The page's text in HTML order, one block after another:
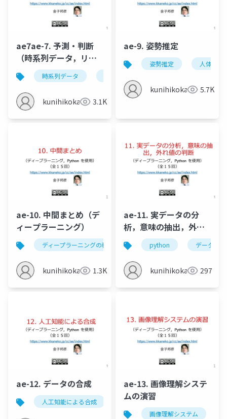
ae7ae-7. 予測・判断
（時系列データ，リカ
レントニューラルネッ
トワーク，LSTM）
時系列データ
kunihikokaneko3.1K
ae-9. 姿勢推定
姿勢推定 人体の姿
kunihikokaneko5.7K
ae-10. 中間まとめ（デ
ィープラーニング）
ディープラーニングの種類 ディープラーニングの用途
kunihikokaneko1.3K
ae-11. 実データの分
析，意味の抽出，外れ
値の判断python データフ
kunihikokaneko297
ae-12. データの合成
人工知能による合成 gan
ae-13. 画像理解システ
ムの演習
画像理解システム